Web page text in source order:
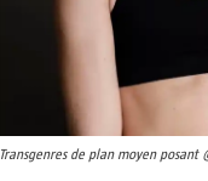
Transgenres de plan moyen posant